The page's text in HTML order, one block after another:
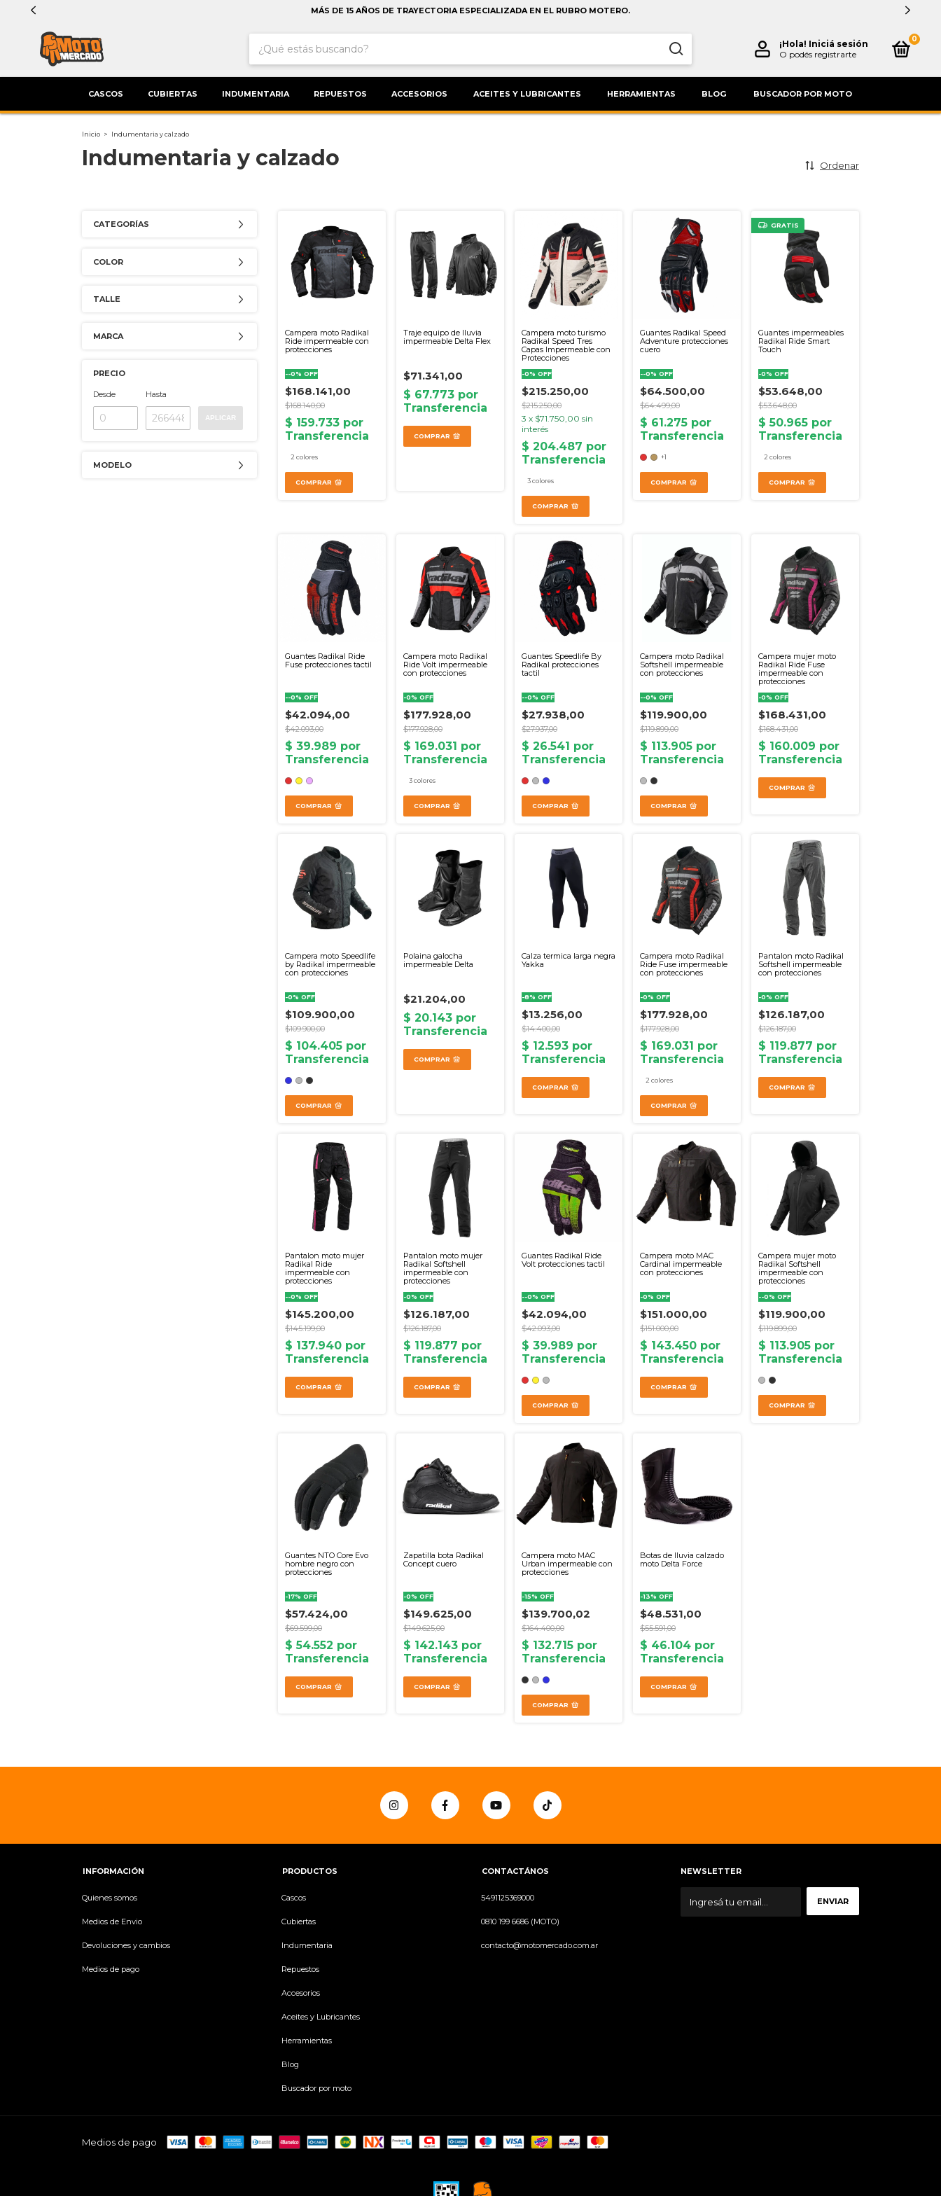
MÁS DE 15 AÑOS DE TRAYECTORIA ESPECIALIZADA EN EL RUBRO MOTERO.
¡Hola! Iniciá sesión
O podés registrarte
0
CASCOS CUBIERTAS INDUMENTARIA REPUESTOS ACCESORIOS ACEITES Y LUBRICANTES HERRAMIENTAS BLOG BUSCADOR POR MOTO
Inicio > Indumentaria y calzado
Indumentaria y calzado Ordenar
CATEGORÍAS
COLOR
TALLE
MARCA
PRECIO
Desde Hasta
APLICAR
MODELO
Campera moto Radikal
Ride impermeable con
protecciones
--0% OFF
$168.141,00
$168.140,00
2 colores
COMPRAR
Traje equipo de lluvia
impermeable Delta Flex
$71.341,00
COMPRAR
Campera moto turismo
Radikal Speed Tres
Capas Impermeable con
Protecciones
-0% OFF
$215.250,00
$215.250,00
3 x $71.750,00 sin
interés
3 colores
COMPRAR
Guantes Radikal Speed
Adventure protecciones
cuero
--0% OFF
$64.500,00
$64.499,00
+1
COMPRAR
GRATIS
Guantes impermeables
Radikal Ride Smart
Touch
-0% OFF
$53.648,00
$53.648,00
2 colores
COMPRAR
Guantes Radikal Ride
Fuse protecciones tactil
--0% OFF
$42.094,00
$42.093,00
COMPRAR
Campera moto Radikal
Ride Volt impermeable
con protecciones
-0% OFF
$177.928,00
$177.928,00
3 colores
COMPRAR
Guantes Speedlife By
Radikal protecciones
tactil
--0% OFF
$27.938,00
$27.937,00
COMPRAR
Campera moto Radikal
Softshell impermeable
con protecciones
--0% OFF
$119.900,00
$119.899,00
COMPRAR
Campera mujer moto
Radikal Ride Fuse
impermeable con
protecciones
-0% OFF
$168.431,00
$168.431,00
COMPRAR
Campera moto Speedlife
by Radikal impermeable
con protecciones
-0% OFF
$109.900,00
$109.900,00
COMPRAR
Polaina galocha
impermeable Delta
$21.204,00
COMPRAR
Calza termica larga negra
Yakka
-8% OFF
$13.256,00
$14.400,00
COMPRAR
Campera moto Radikal
Ride Fuse impermeable
con protecciones
-0% OFF
$177.928,00
$177.928,00
2 colores
COMPRAR
Pantalon moto Radikal
Softshell impermeable
con protecciones
-0% OFF
$126.187,00
$126.187,00
COMPRAR
Pantalon moto mujer
Radikal Ride
impermeable con
protecciones
--0% OFF
$145.200,00
$145.199,00
COMPRAR
Pantalon moto mujer
Radikal Softshell
impermeable con
protecciones
-0% OFF
$126.187,00
$126.187,00
COMPRAR
Guantes Radikal Ride
Volt protecciones tactil
--0% OFF
$42.094,00
$42.093,00
COMPRAR
Campera moto MAC
Cardinal impermeable
con protecciones
-0% OFF
$151.000,00
$151.000,00
COMPRAR
Campera mujer moto
Radikal Softshell
impermeable con
protecciones
--0% OFF
$119.900,00
$119.899,00
COMPRAR
Guantes NTO Core Evo
hombre negro con
protecciones
-17% OFF
$57.424,00
$69.599,00
COMPRAR
Zapatilla bota Radikal
Concept cuero
-0% OFF
$149.625,00
$149.625,00
COMPRAR
Campera moto MAC
Urban impermeable con
protecciones
-15% OFF
$139.700,02
$164.400,00
COMPRAR
Botas de lluvia calzado
moto Delta Force
-13% OFF
$48.531,00
$55.591,00
COMPRAR
INFORMACIÓN
Quienes somos
Medios de Envio
Devoluciones y cambios
Medios de pago
PRODUCTOS
Cascos
Cubiertas
Indumentaria
Repuestos
Accesorios
Aceites y Lubricantes
Herramientas
Blog
Buscador por moto
CONTACTÁNOS
5491125369000
0810 199 6686 (MOTO)
contacto@motomercado.com.ar
NEWSLETTER
Medios de pago